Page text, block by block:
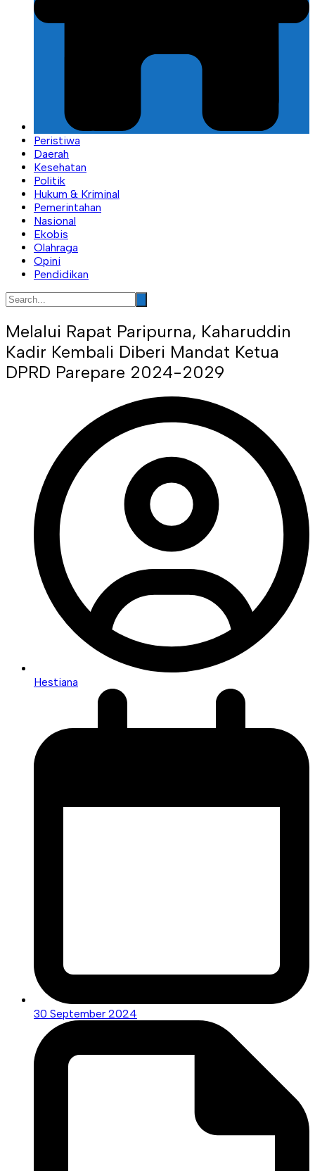
Peristiwa
Daerah
Kesehatan
Politik
Hukum & Kriminal
Pemerintahan
Nasional
Ekobis
Olahraga
Opini
Pendidikan
Melalui Rapat Paripurna, Kaharuddin
Kadir Kembali Diberi Mandat Ketua
DPRD Parepare 2024-2029
Hestiana
30 September 2024